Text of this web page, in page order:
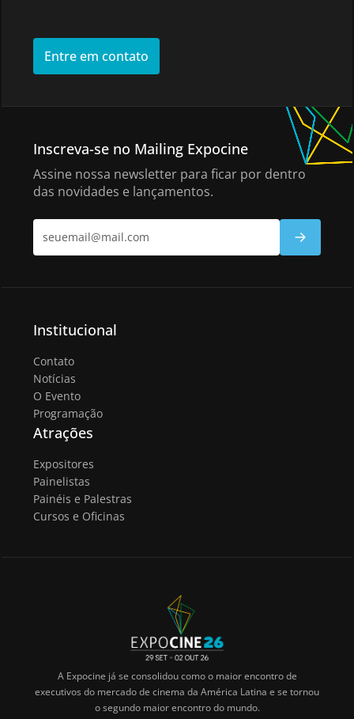
Entre em contato
Inscreva-se no Mailing Expocine
Assine nossa newsletter para ficar por dentro
das novidades e lançamentos.
Institucional
Contato
Notícias
O Evento
Programação
Atrações
Expositores
Painelistas
Painéis e Palestras
Cursos e Oficinas
A Expocine já se consolidou como o maior encontro de
executivos do mercado de cinema da América Latina e se tornou
o segundo maior encontro do mundo.